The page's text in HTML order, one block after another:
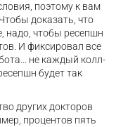
поэтому к вам
доказать, что
надо, чтобы ресепшн
И фиксировал все
не каждый колл-
будет так
других докторов
процентов пять